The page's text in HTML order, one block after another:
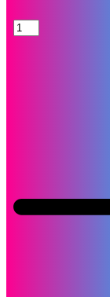
Toner
Kyocera